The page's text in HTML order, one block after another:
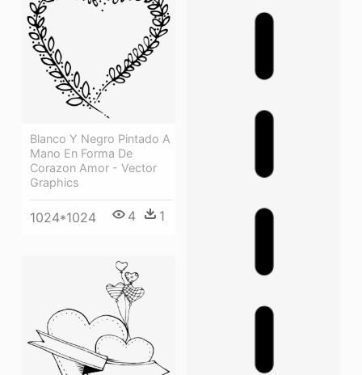
Blanco Y Negro Pintado A
Mano En Forma De
Corazon Amor - Vector
Graphics
1024*1024 4 1